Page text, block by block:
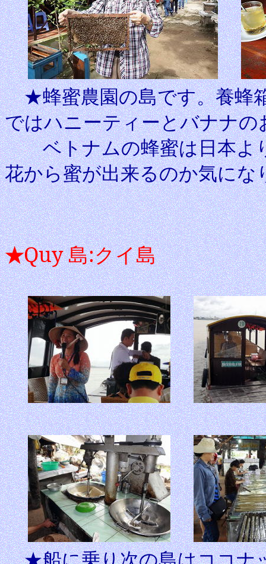
★蜂蜜農園の島です。養蜂
ではハニーティーとバナナの
ベトナムの蜂蜜は日本より
花から蜜が出来るのか気にな
★Quy島:クイ島